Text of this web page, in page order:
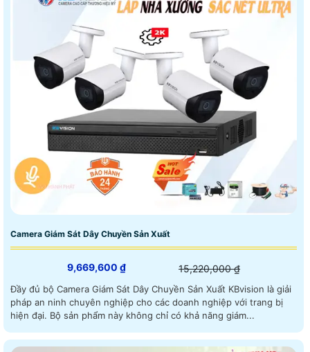
Camera Giám Sát Dây Chuyền Sản Xuất
9,669,600 ₫ 15,220,000 ₫
Đầy đủ bộ Camera Giám Sát Dây Chuyền Sản Xuất KBvision là giải
pháp an ninh chuyên nghiệp cho các doanh nghiệp với trang bị
hiện đại. Bộ sản phẩm này không chỉ có khả năng giám...